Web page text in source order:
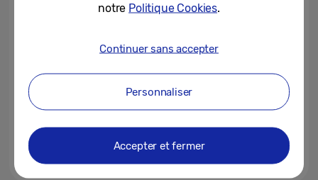
Zoom sur les dernières
CES 2024 : Samsung
Electronics introduit l’ère des TV
08-01-2024
notre Politique Cookies.
Continuer sans accepter
Personnaliser
Accepter et fermer